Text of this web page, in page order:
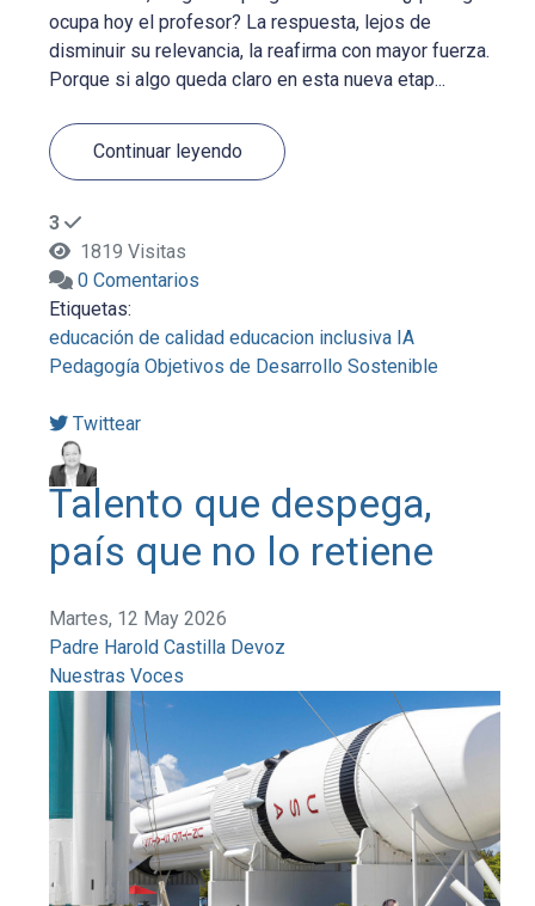
ocupa hoy el profesor? La respuesta, lejos de
disminuir su relevancia, la reafirma con mayor fuerza.
Porque si algo queda claro en esta nueva etap...
Continuar leyendo
3
1819 Visitas
0 Comentarios
Etiquetas:
educación de calidad educacion inclusiva IA
Pedagogía Objetivos de Desarrollo Sostenible
Twittear
Talento que despega,
país que no lo retiene
Martes, 12 May 2026
Padre Harold Castilla Devoz
Nuestras Voces